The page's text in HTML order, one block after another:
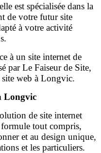
est spécialisée dans la
de votre futur site
à votre activité
à un site internet de
par Le Faiseur de Site,
site web à Longvic.
Longvic
de site internet
tout compris,
et au design unique,
et les particuliers.